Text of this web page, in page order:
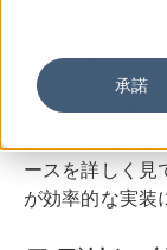
承諾
特定のモデリ
つながること
として, 非線形
定常解を見つ
ースを詳しく見
が効率的な実装